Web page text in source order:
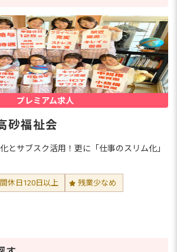
砂福祉会
休日120日以上 残業少なめ
とサブスク活用！更に「仕事のスリム化」
プレミアム求人